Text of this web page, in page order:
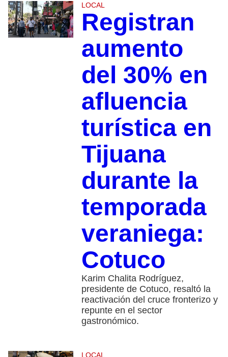
LOCAL
Registran
aumento
del 30% en
afluencia
turística en
Tijuana
durante la
temporada
veraniega:
Cotuco
Karim Chalita Rodríguez,
presidente de Cotuco, resaltó la
reactivación del cruce fronterizo y
repunte en el sector
gastronómico.
LOCAL